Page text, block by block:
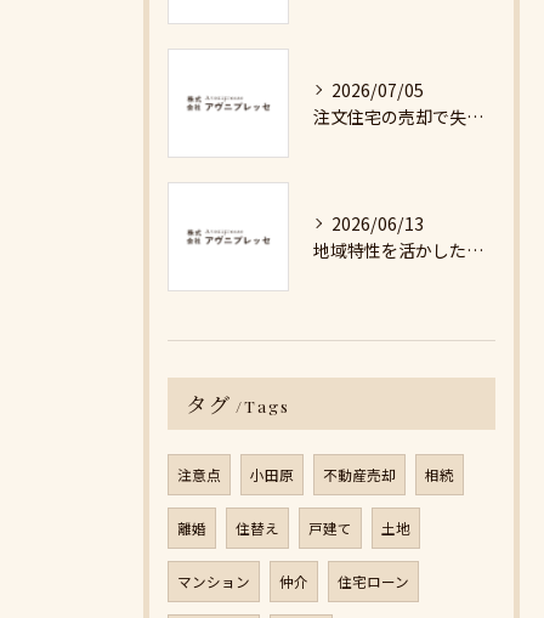
2026/07/05
注文住宅の売却で失敗しないための詳細ガイド
2026/06/13
地域特性を活かした最適な不動産売却戦略の秘訣
タグ Tags
注意点 小田原 不動産売却 相続
離婚 住替え 戸建て 土地
マンション 仲介 住宅ローン